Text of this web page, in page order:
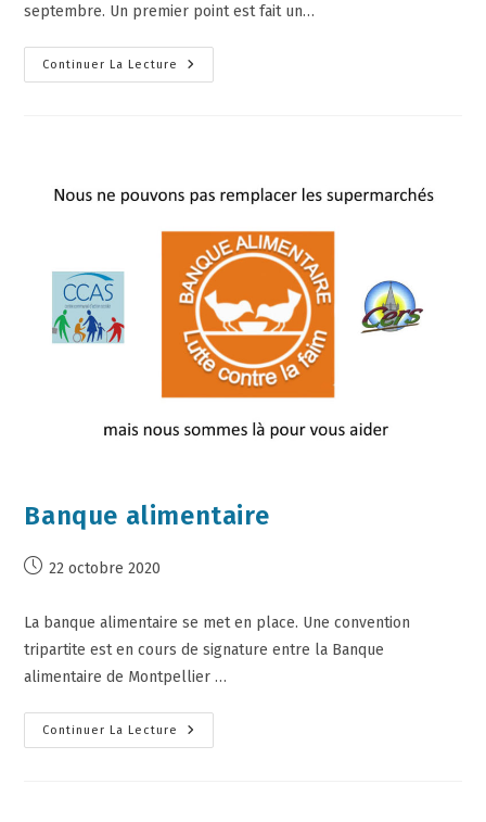
septembre. Un premier point est fait un…
Continuer La Lecture
Banque alimentaire
22 octobre 2020
La banque alimentaire se met en place. Une convention
tripartite est en cours de signature entre la Banque
alimentaire de Montpellier …
Continuer La Lecture